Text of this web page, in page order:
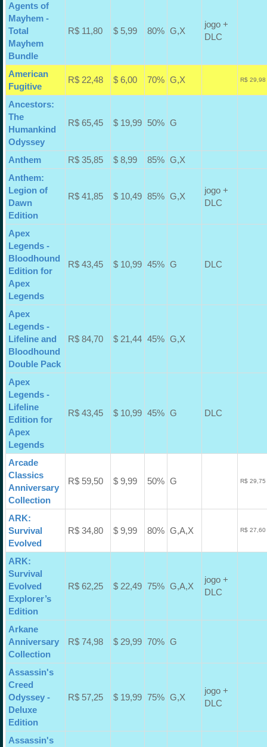
Agents of
Mayhem -
Total
Mayhem
Bundle
R$ 11,80 $ 5,99 80% G,X
jogo +
DLC
American
Fugitive
R$ 22,48 $ 6,00 70% G,X R$
Ancestors:
The
Humankind
Odyssey
R$ 65,45 $ 19,99 50% G
Anthem R$ 35,85 $ 8,99 85% G,X
Anthem:
Legion of
Dawn
Edition
R$ 41,85 $ 10,49 85% G,X
jogo +
DLC
Apex
Legends -
Bloodhound
Edition for
Apex
Legends
R$ 43,45 $ 10,99 45% G DLC
Apex
Legends -
Lifeline and
Bloodhound
Double Pack
R$ 84,70 $ 21,44 45% G,X
Apex
Legends -
Lifeline
Edition for
Apex
Legends
R$ 43,45 $ 10,99 45% G DLC
Arcade
Classics
Anniversary
Collection
R$ 59,50 $ 9,99 50% G R$
ARK:
Survival
Evolved
R$ 34,80 $ 9,99 80% G,A,X R$
ARK:
Survival
Evolved
Explorer’s
Edition
R$ 62,25 $ 22,49 75% G,A,X
jogo +
DLC
Arkane
Anniversary
Collection
R$ 74,98 $ 29,99 70% G
Assassin's
Creed
Odyssey -
Deluxe
Edition
R$ 57,25 $ 19,99 75% G,X
jogo +
DLC
Assassin's